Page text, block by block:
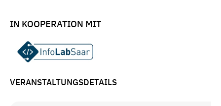
IN KOOPERATION MIT
VERANSTALTUNGSDETAILS